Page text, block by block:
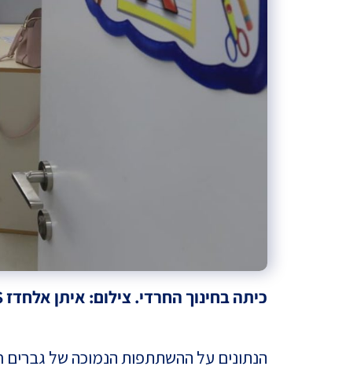
כיתה בחינוך החרדי. צילום: איתן אלחדז TPS
הנתונים על ההשתתפות הנמוכה של